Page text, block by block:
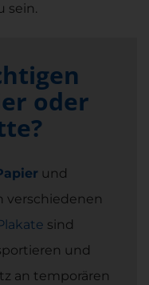
sein.
oder
und
verschiedenen
sind
und
an temporären